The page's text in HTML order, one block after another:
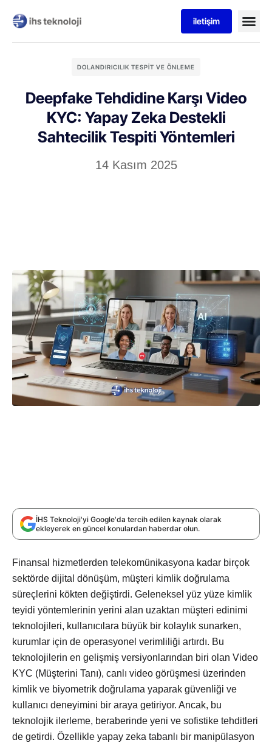
iletişim
DOLANDIRICILIK TESPIT VE ÖNLEME
Deepfake Tehdidine Karşı Video
KYC: Yapay Zeka Destekli
Sahtecilik Tespiti Yöntemleri
14 Kasım 2025
İHS Teknoloji'yi Google'da tercih edilen kaynak olarak
ekleyerek en güncel konulardan haberdar olun.
Finansal hizmetlerden telekomünikasyona kadar birçok
sektörde dijital dönüşüm, müşteri kimlik doğrulama
süreçlerini kökten değiştirdi. Geleneksel yüz yüze kimlik
teyidi yöntemlerinin yerini alan uzaktan müşteri edinimi
teknolojileri, kullanıcılara büyük bir kolaylık sunarken,
kurumlar için de operasyonel verimliliği artırdı. Bu
teknolojilerin en gelişmiş versiyonlarından biri olan Video
KYC (Müşterini Tanı), canlı video görüşmesi üzerinden
kimlik ve biyometrik doğrulama yaparak güvenliği ve
kullanıcı deneyimini bir araya getiriyor. Ancak, bu
teknolojik ilerleme, beraberinde yeni ve sofistike tehditleri
de getirdi. Özellikle yapay zeka tabanlı bir manipülasyon